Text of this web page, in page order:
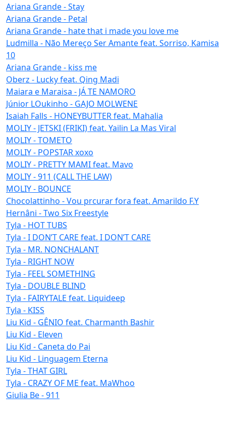
Ariana Grande - Stay
Ariana Grande - Petal
Ariana Grande - hate that i made you love me
Ludmilla - Não Mereço Ser Amante feat. Sorriso, Kamisa
10
Ariana Grande - kiss me
Oberz - Lucky feat. Qing Madi
Maiara e Maraisa - JÁ TE NAMORO
Júnior LOukinho - GAJO MOLWENE
Isaiah Falls - HONEYBUTTER feat. Mahalia
MOLIY - JETSKI (FRIKI) feat. Yailin La Mas Viral
MOLIY - TOMETO
MOLIY - POPSTAR xoxo
MOLIY - PRETTY MAMI feat. Mavo
MOLIY - 911 (CALL THE LAW)
MOLIY - BOUNCE
Chocolattinho - Vou prcurar fora feat. Amarildo F.Y
Hernâni - Two Six Freestyle
Tyla - HOT TUBS
Tyla - I DON’T CARE feat. I DON’T CARE
Tyla - MR. NONCHALANT
Tyla - RIGHT NOW
Tyla - FEEL SOMETHING
Tyla - DOUBLE BLIND
Tyla - FAIRYTALE feat. Liquideep
Tyla - KISS
Liu Kid - GÊNIO feat. Charmanth Bashir
Liu Kid - Eleven
Liu Kid - Caneta do Pai
Liu Kid - Linguagem Eterna
Tyla - THAT GIRL
Tyla - CRAZY OF ME feat. MaWhoo
Giulia Be - 911